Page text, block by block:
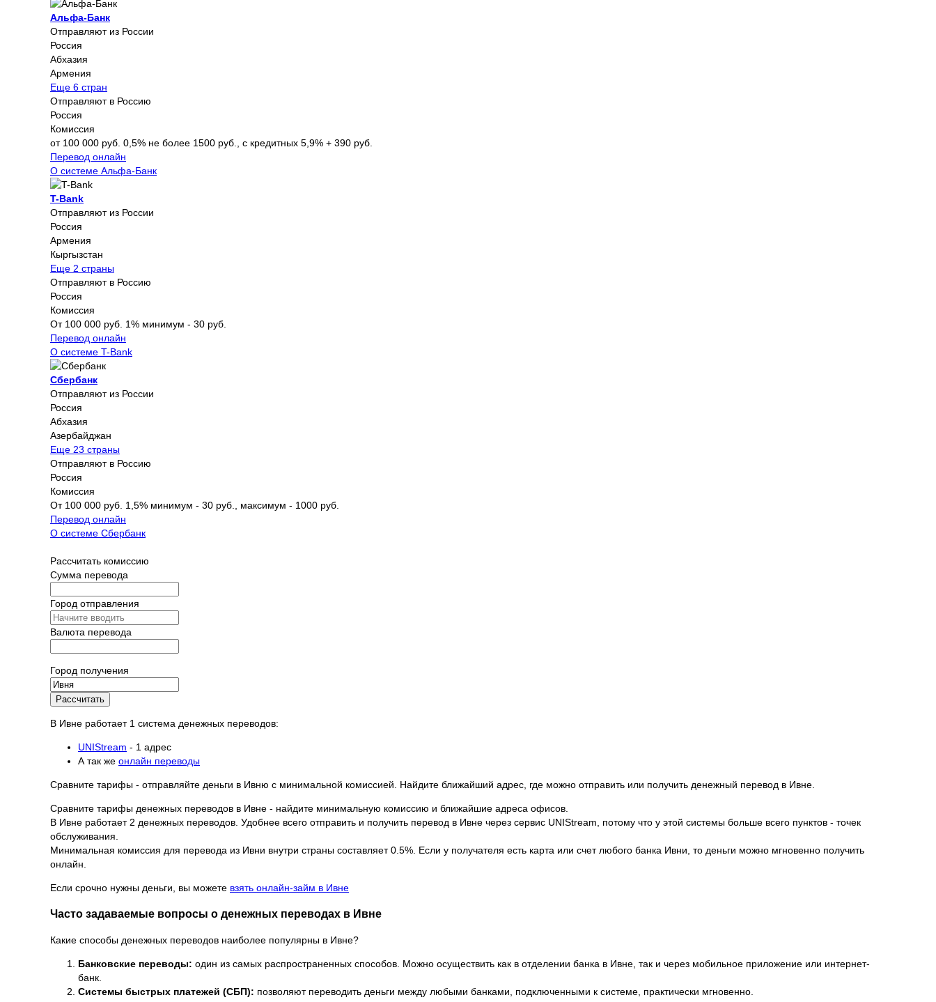
Альфа-Банк
Отправляют из России
Россия
Абхазия
Армения
Еще 6 стран
Отправляют в Россию
Россия
Комиссия
от 100 000 руб. 0,5% не более 1500 руб., с кредитных 5,9% + 390 руб.
Перевод онлайн
О системе Альфа-Банк
T-Bank
Отправляют из России
Россия
Армения
Кыргызстан
Еще 2 страны
Отправляют в Россию
Россия
Комиссия
От 100 000 руб. 1% минимум - 30 руб.
Перевод онлайн
О системе T-Bank
Сбербанк
Отправляют из России
Россия
Абхазия
Азербайджан
Еще 23 страны
Отправляют в Россию
Россия
Комиссия
От 100 000 руб. 1,5% минимум - 30 руб., максимум - 1000 руб.
Перевод онлайн
О системе Сбербанк
Рассчитать комиссию
Сумма перевода
Город отправления
Валюта перевода
Город получения
Рассчитать
В Ивне работает 1 система денежных переводов:
UNIStream - 1 адрес
А так же онлайн переводы
Сравните тарифы - отправляйте деньги в Ивню с минимальной комиссией. Найдите ближайший адрес, где можно отправить или получить денежный перевод в Ивне.
Сравните тарифы денежных переводов в Ивне - найдите минимальную комиссию и ближайшие адреса офисов.
В Ивне работает 2 денежных переводов. Удобнее всего отправить и получить перевод в Ивне через сервис UNIStream, потому что у этой системы больше всего пунктов - точек
обслуживания.
Минимальная комиссия для перевода из Ивни внутри страны составляет 0.5%. Если у получателя есть карта или счет любого банка Ивни, то деньги можно мгновенно получить
онлайн.
Если срочно нужны деньги, вы можете взять онлайн-займ в Ивне
Часто задаваемые вопросы о денежных переводах в Ивне
Какие способы денежных переводов наиболее популярны в Ивне?
Банковские переводы: один из самых распространенных способов. Можно осуществить как в отделении банка в Ивне, так и через мобильное приложение или интернет-
банк.
Системы быстрых платежей (СБП): позволяют переводить деньги между любыми банками, подключенными к системе, практически мгновенно.